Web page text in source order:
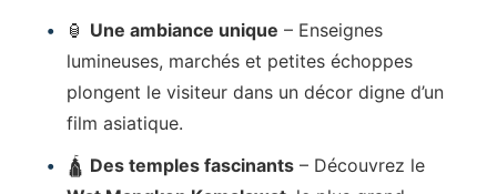
🏮 Une ambiance unique – Enseignes
lumineuses, marchés et petites échoppes
plongent le visiteur dans un décor digne d’un
film asiatique.
🛕 Des temples fascinants – Découvrez le